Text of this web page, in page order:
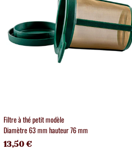
Filtre à thé petit modèle
Diamètre 63 mm hauteur 76 mm
13,50 €